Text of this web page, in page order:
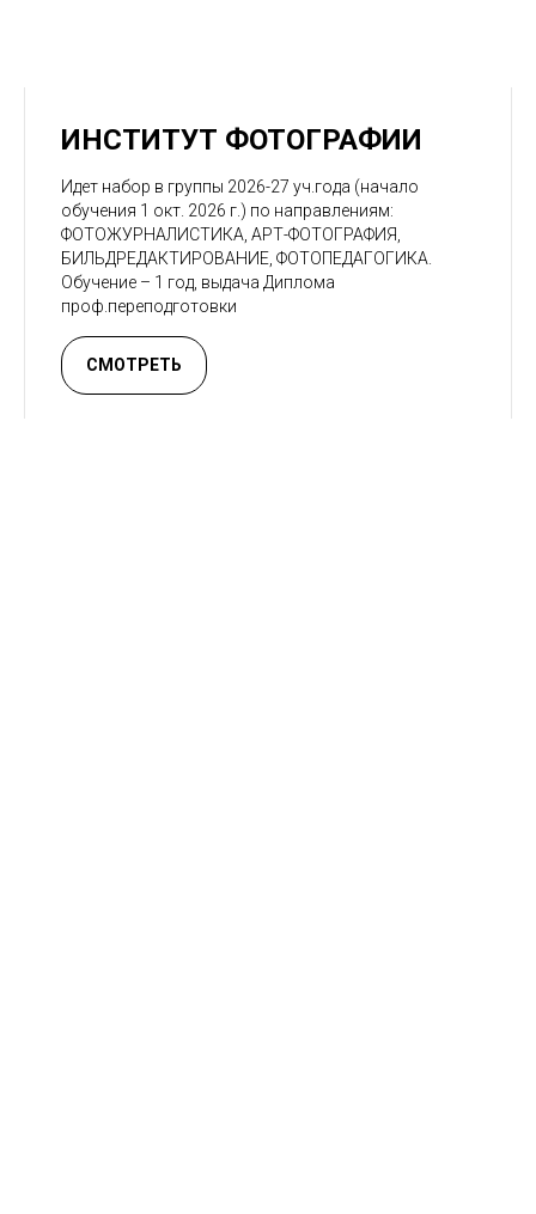
ИНСТИТУТ ФОТОГРАФИИ
Идет набор в группы 2026-27 уч.года (начало
обучения 1 окт. 2026 г.) по направлениям:
ФОТОЖУРНАЛИСТИКА, АРТ-ФОТОГРАФИЯ,
БИЛЬДРЕДАКТИРОВАНИЕ, ФОТОПЕДАГОГИКА.
Обучение – 1 год, выдача Диплома
проф.переподготовки
СМОТРЕТЬ